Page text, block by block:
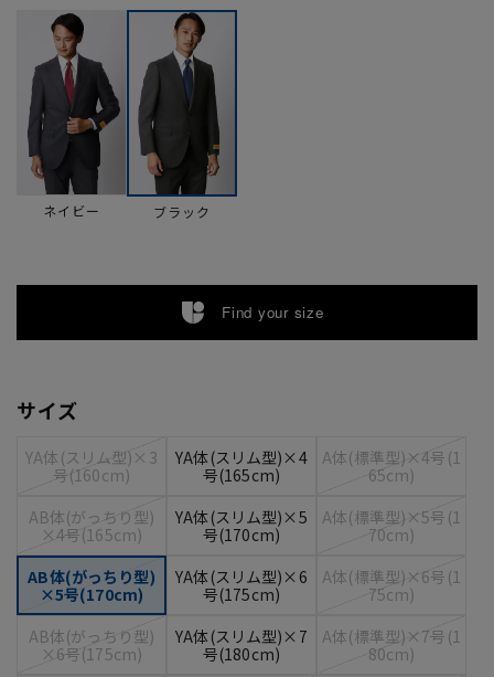
ネイビー ブラック
Find your size
サイズ
YA体(スリム型)×3
号(160cm)
YA体(スリム型)×4
号(165cm)
A体(標準型)×4号(1
65cm)
AB体(がっちり型)
×4号(165cm)
YA体(スリム型)×5
号(170cm)
A体(標準型)×5号(1
70cm)
AB体(がっちり型)
×5号(170cm)
YA体(スリム型)×6
号(175cm)
A体(標準型)×6号(1
75cm)
AB体(がっちり型)
×6号(175cm)
YA体(スリム型)×7
号(180cm)
A体(標準型)×7号(1
80cm)